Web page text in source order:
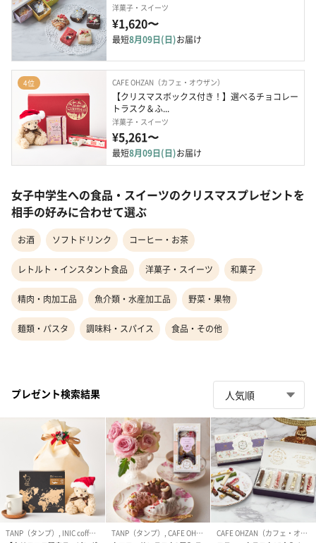
洋菓子・スイーツ
¥1,620〜
最短8月09日(日)お届け
4位 CAFE OHZAN（カフェ・オウザン）
【クリスマスボックス付き！】選べるチョコレー
トラスク＆ふ...
洋菓子・スイーツ
¥5,261〜
最短8月09日(日)お届け
女子中学生への食品・スイーツのクリスマスプレゼントを
相手の好みに合わせて選ぶ
お酒 ソフトドリンク コーヒー・お茶
レトルト・インスタント食品 洋菓子・スイーツ 和菓子
精肉・肉加工品 魚介類・水産加工品 野菜・果物
麺類・パスタ 調味料・スパイス 食品・その他
プレゼント検索結果